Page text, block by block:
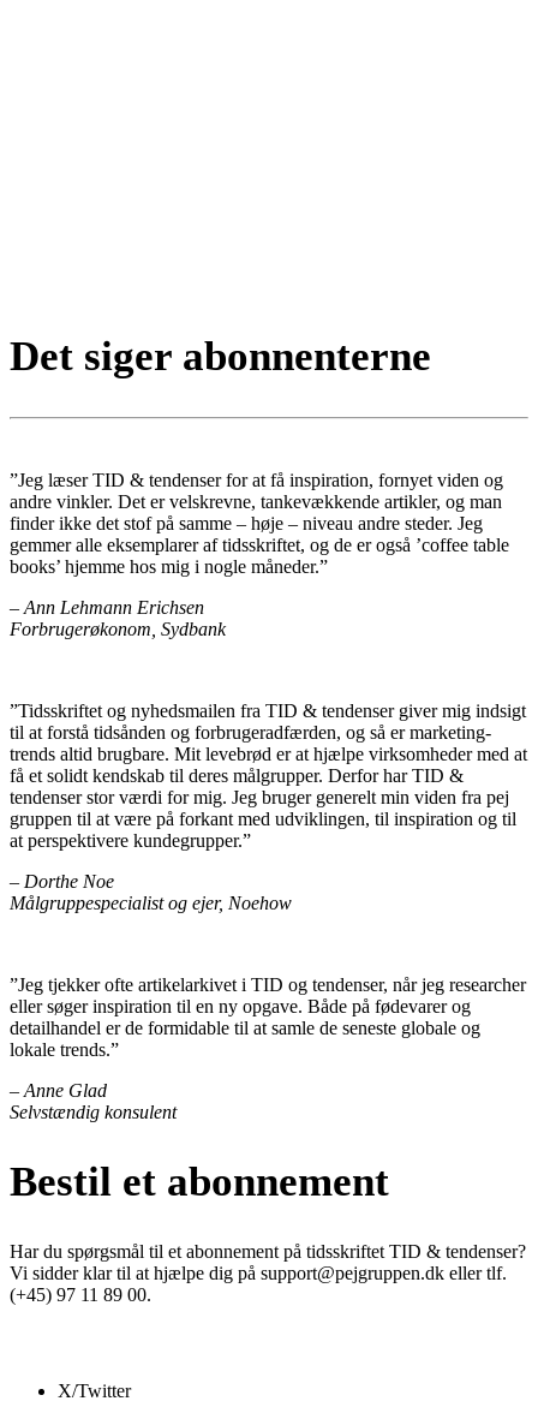
Det siger abonnenterne
”Jeg læser TID & tendenser for at få inspiration, fornyet viden og
andre vinkler. Det er velskrevne, tankevækkende artikler, og man
finder ikke det stof på samme – høje – niveau andre steder. Jeg
gemmer alle eksemplarer af tidsskriftet, og de er også ’coffee table
books’ hjemme hos mig i nogle måneder.”
– Ann Lehmann Erichsen
Forbrugerøkonom, Sydbank
”Tidsskriftet og nyhedsmailen fra TID & tendenser giver mig indsigt
til at forstå tidsånden og forbrugeradfærden, og så er marketing-
trends altid brugbare. Mit levebrød er at hjælpe virksomheder med at
få et solidt kendskab til deres målgrupper. Derfor har TID &
tendenser stor værdi for mig. Jeg bruger generelt min viden fra pej
gruppen til at være på forkant med udviklingen, til inspiration og til
at perspektivere kundegrupper.”
– Dorthe Noe
Målgruppespecialist og ejer, Noehow
”Jeg tjekker ofte artikelarkivet i TID og tendenser, når jeg researcher
eller søger inspiration til en ny opgave. Både på fødevarer og
detailhandel er de formidable til at samle de seneste globale og
lokale trends.”
– Anne Glad
Selvstændig konsulent
Bestil et abonnement
Har du spørgsmål til et abonnement på tidsskriftet TID & tendenser?
Vi sidder klar til at hjælpe dig på support@pejgruppen.dk eller tlf.
(+45) 97 11 89 00.
X/Twitter